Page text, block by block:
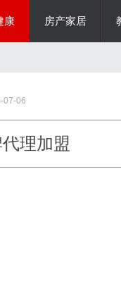
康 房产家居
07-06
理加盟